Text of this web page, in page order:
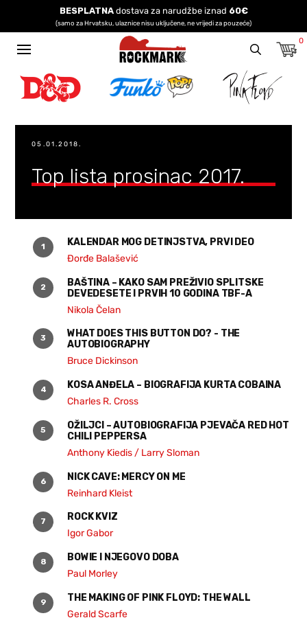
BESPLATNAdostava za narudžbe iznad 60€
(samo za Hrvatsku, ulaznice nisu uključene, ne vrijedi za pouzeće)
0
05.01.2018.
Top lista prosinac 2017.
KALENDAR MOG DETINJSTVA, PRVI DEO
Đorđe Balašević
BAŠTINA – KAKO SAM PREŽIVIO SPLITSKE
DEVEDESETE I PRVIH 10 GODINA TBF-A
Nikola Čelan
WHAT DOES THIS BUTTON DO? - THE
AUTOBIOGRAPHY
Bruce Dickinson
KOSA ANĐELA – BIOGRAFIJA KURTA COBAINA
Charles R. Cross
OŽILJCI – AUTOBIOGRAFIJA PJEVAČA RED HOT
CHILI PEPPERSA
Anthony Kiedis / Larry Sloman
NICK CAVE: MERCY ON ME
Reinhard Kleist
ROCK KVIZ
Igor Gabor
BOWIE I NJEGOVO DOBA
Paul Morley
THE MAKING OF PINK FLOYD: THE WALL
Gerald Scarfe